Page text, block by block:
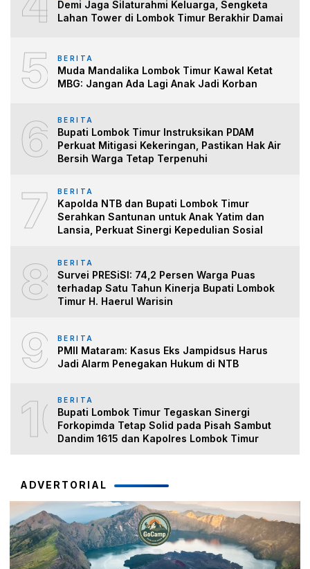
Demi Jaga Silaturahmi Keluarga, Sengketa
Lahan Tower di Lombok Timur Berakhir Damai
5 BERITA
Muda Mandalika Lombok Timur Kawal Ketat
MBG: Jangan Ada Lagi Anak Jadi Korban
6 BERITA
Bupati Lombok Timur Instruksikan PDAM
Perkuat Mitigasi Kekeringan, Pastikan Hak Air
Bersih Warga Tetap Terpenuhi
7 BERITA
Kapolda NTB dan Bupati Lombok Timur
Serahkan Santunan untuk Anak Yatim dan
Lansia, Perkuat Sinergi Kepedulian Sosial
8 BERITA
Survei PRESiSI: 74,2 Persen Warga Puas
terhadap Satu Tahun Kinerja Bupati Lombok
Timur H. Haerul Warisin
9 BERITA
PMII Mataram: Kasus Eks Jampidsus Harus
Jadi Alarm Penegakan Hukum di NTB
10BERITA
Bupati Lombok Timur Tegaskan Sinergi
Forkopimda Tetap Solid pada Pisah Sambut
Dandim 1615 dan Kapolres Lombok Timur
ADVERTORIAL